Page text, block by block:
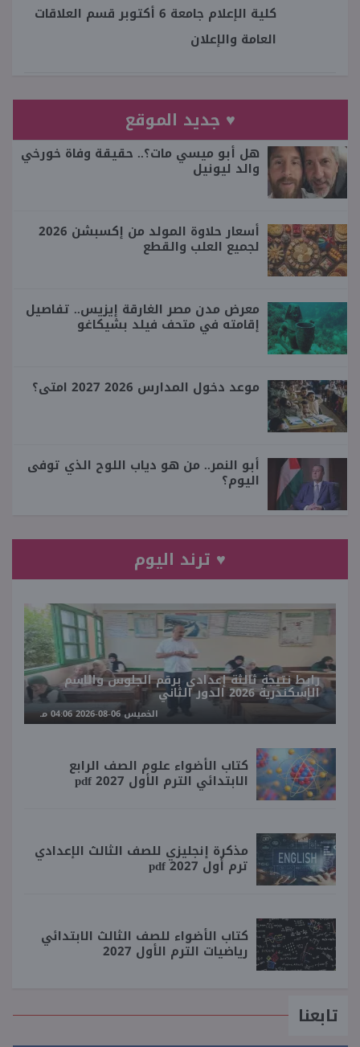
كلية الإعلام جامعة 6 أكتوبر قسم العلاقات
العامة والإعلان
♥ جديد الموقع
هل أبو ميسي مات؟.. حقيقة وفاة خورخي
والد ليونيل
أسعار حلاوة المولد من إكسبشن 2026
لجميع العلب والقطع
معرض مدن مصر الغارقة إيزيس.. تفاصيل
إقامته في متحف فيلد بشيكاغو
موعد دخول المدارس 2026 2027 امتى؟
أبو النمر.. من هو دياب اللوح الذي توفى
اليوم؟
♥ ترند اليوم
رابط نتيجة ثالثة إعدادي برقم الجلوس والاسم
الإسكندرية 2026 الدور الثاني
الخميس 06-08-2026 04:06 مـ
كتاب الأضواء علوم الصف الرابع
الابتدائي الترم الأول 2027 pdf
مذكرة إنجليزي للصف الثالث الإعدادي
ترم أول 2027 pdf
كتاب الأضواء للصف الثالث الابتدائي
رياضيات الترم الأول 2027
تابعنا